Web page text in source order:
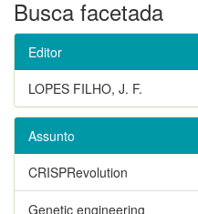
Busca facetada
Editor
LOPES FILHO, J. F.
Assunto
CRISPRevolution
Genetic engineering